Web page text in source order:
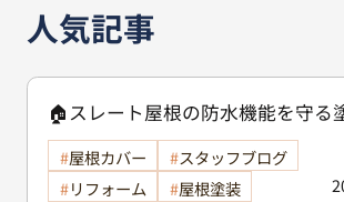
人気記事
🏠スレート屋根の防水機能を守る
役割🏠/屋根塗装
屋根カバー
スタッフブログ
リフォーム
屋根塗装